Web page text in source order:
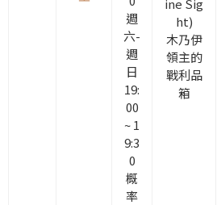
週
六-
週
日
19:
00
~ 1
9:3
0
概
率
ine Sig
ht)
木乃伊
領主的
戰利品
箱